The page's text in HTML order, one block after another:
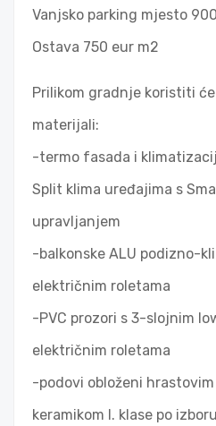
Vanjsko parking mjesto
Ostava 750 eur m2
Prilikom gradnje koristiti
materijali:
-termo fasada i
Split klima uređajima s
upravljanjem
-balkonske ALU podizno-
električnim roletama
-PVC prozori s 3-slojnim
električnim roletama
-podovi obloženi
keramikom I. klase po